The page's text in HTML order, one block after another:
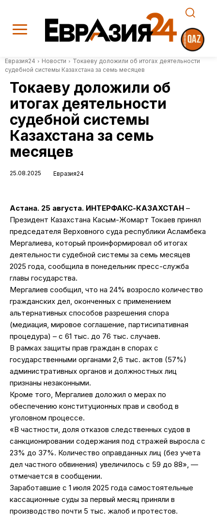
Евразия24 Новости
Токаеву доложили об итогах деятельности
судебной системы Казахстана за семь месяцев
Токаеву доложили об
итогах деятельности
судебной системы
Казахстана за семь
месяцев
25.08.2025 Евразия24
Астана. 25 августа. ИНТЕРФАКС-КАЗАХСТАН –
Президент Казахстана Касым-Жомарт Токаев принял
председателя Верховного суда республики Асламбека
Мергалиева, который проинформировал об итогах
деятельности судебной системы за семь месяцев
2025 года, сообщила в понедельник пресс-служба
главы государства.
Мергалиев сообщил, что на 24% возросло количество
гражданских дел, оконченных с применением
альтернативных способов разрешения спора
(медиация, мировое соглашение, партисипативная
процедура) – с 61 тыс. до 76 тыс. случаев.
В рамках защиты прав граждан в спорах с
государственными органами 2,6 тыс. актов (57%)
административных органов и должностных лиц
признаны незаконными.
Кроме того, Мергалиев доложил о мерах по
обеспечению конституционных прав и свобод в
уголовном процессе.
«В частности, доля отказов следственных судов в
санкционировании содержания под стражей выросла с
23% до 37%. Количество оправданных лиц (без учета
дел частного обвинения) увеличилось с 59 до 88», —
отмечается в сообщении.
Заработавшие с 1 июля 2025 года самостоятельные
кассационные суды за первый месяц приняли в
производство почти 5 тыс. жалоб и протестов.